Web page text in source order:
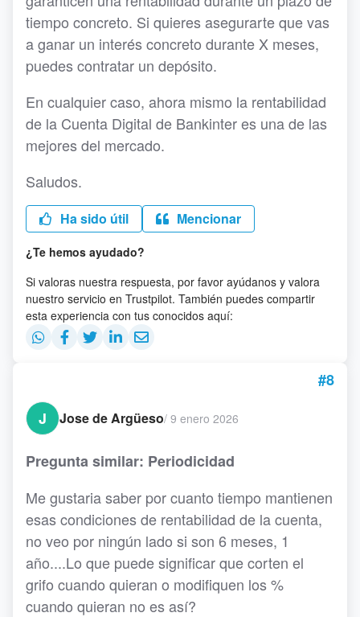
tiempo concreto. Si quieres asegurarte que vas
a ganar un interés concreto durante X meses,
puedes contratar un depósito.
En cualquier caso, ahora mismo la rentabilidad
de la Cuenta Digital de Bankinter es una de las
mejores del mercado.
Saludos.
Ha sido útil Mencionar
¿Te hemos ayudado?
Si valoras nuestra respuesta, por favor ayúdanos y valora
nuestro servicio en Trustpilot. También puedes compartir
esta experiencia con tus conocidos aquí:
#8
J
Jose de Argüeso/ 9 enero 2026
Pregunta similar: Periodicidad
Me gustaria saber por cuanto tiempo mantienen
esas condiciones de rentabilidad de la cuenta,
no veo por ningún lado si son 6 meses, 1
año....Lo que puede significar que corten el
grifo cuando quieran o modifiquen los %
cuando quieran no es así?